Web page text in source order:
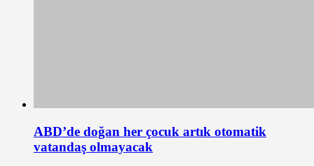
ABD’de doğan her çocuk artık otomatik
vatandaş olmayacak